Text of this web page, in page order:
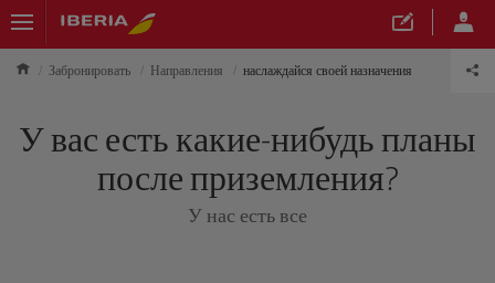
Забронировать Направления наслаждайся своей назначения
У вас есть какие-нибудь планы
после приземления?
У нас есть все